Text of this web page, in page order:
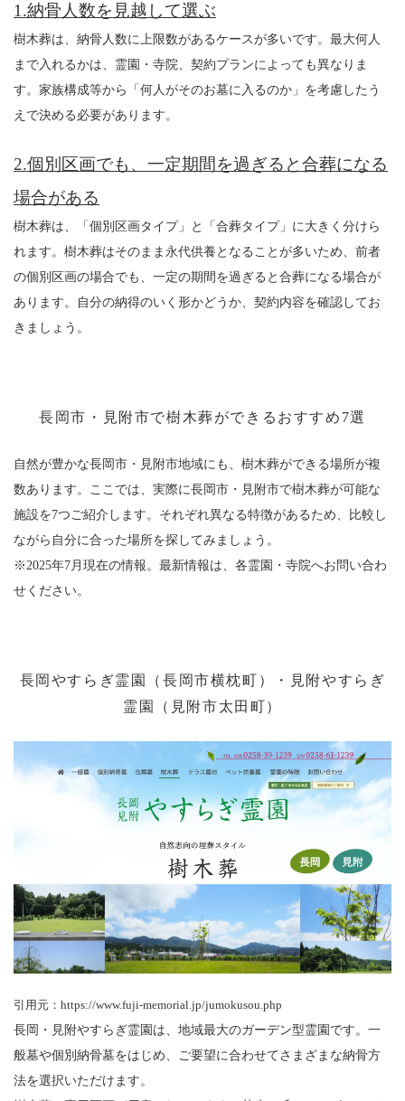
1.納骨人数を見越して選ぶ
樹木葬は、納骨人数に上限数があるケースが多いです。最大何人
まで入れるかは、霊園・寺院、契約プランによっても異なりま
す。家族構成等から「何人がそのお墓に入るのか」を考慮したう
えで決める必要があります。
2.個別区画でも、一定期間を過ぎると合葬になる
場合がある
樹木葬は、「個別区画タイプ」と「合葬タイプ」に大きく分けら
れます。樹木葬はそのまま永代供養となることが多いため、前者
の個別区画の場合でも、一定の期間を過ぎると合葬になる場合が
あります。自分の納得のいく形かどうか、契約内容を確認してお
きましょう。
長岡市・見附市で樹木葬ができるおすすめ7選
自然が豊かな長岡市・見附市地域にも、樹木葬ができる場所が複
数あります。ここでは、実際に長岡市・見附市で樹木葬が可能な
施設を7つご紹介します。それぞれ異なる特徴があるため、比較し
ながら自分に合った場所を探してみましょう。
※2025年7月現在の情報。最新情報は、各霊園・寺院へお問い合わ
せください。
長岡やすらぎ霊園（長岡市横枕町）・見附やすらぎ
霊園（見附市太田町）
引用元：https://www.fuji-memorial.jp/jumokusou.php
長岡・見附やすらぎ霊園は、地域最大のガーデン型霊園です。一
般墓や個別納骨墓をはじめ、ご要望に合わせてさまざまな納骨方
法を選択いただけます。